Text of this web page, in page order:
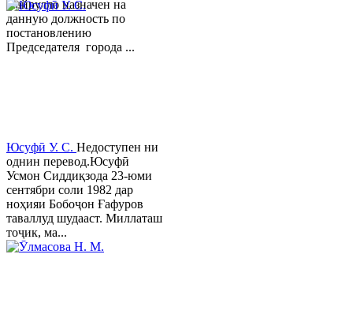
Хайрулло назначен на
данную должность по
постановлению
Председателя города ...
Юсуфӣ У. C. Недоступен ни
однин перевод.Юсуфӣ
Усмон Сиддиқзода 23-юми
сентябри соли 1982 дар
ноҳияи Бобоҷон Ғафуров
таваллуд шудааст. Миллаташ
тоҷик, ма...